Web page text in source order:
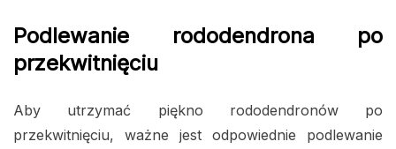
Podlewanie rododendrona po
przekwitnięciu
Aby utrzymać piękno rododendronów po
przekwitnięciu, ważne jest odpowiednie podlewanie